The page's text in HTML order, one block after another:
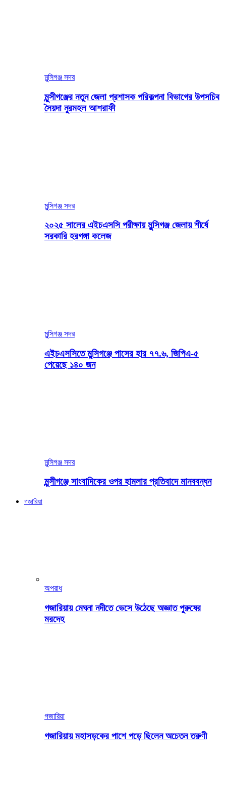
মুন্সিগঞ্জ সদর
মুন্সীগঞ্জের নতুন জেলা প্রশাসক পরিকল্পনা বিভাগের উপসচিব
সৈয়দা নুরমহল আশরাফী
মুন্সিগঞ্জ সদর
২০২৫ সালের এইচএসসি পরীক্ষায় মুন্সিগঞ্জ জেলায় শীর্ষে
সরকারি হরগঙ্গা কলেজ
মুন্সিগঞ্জ সদর
এইচএসসিতে মুন্সিগঞ্জে পাসের হার ৭৭.৬, জিপিএ-৫
পেয়েছে ১৪০ জন
মুন্সিগঞ্জ সদর
মুন্সীগঞ্জে সাংবাদিকের ওপর হামলার প্রতিবাদে মানববন্ধন
গজারিয়া
অপরাধ
গজারিয়ায় মেঘনা নদীতে ভেসে উঠেছে অজ্ঞাত পুরুষের
মরদেহ
গজারিয়া
গজারিয়ায় মহাসড়কের পাশে পড়ে ছিলেন অচেতন তরুণী